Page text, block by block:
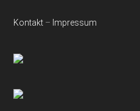
Kontakt – Impressum